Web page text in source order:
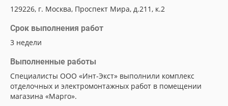
129226, г. Москва, Проспект Мира, д.211, к.2
Срок выполнения работ
3 недели
Выполненные работы
Специалисты ООО «Инт-Экст» выполнили комплекс
отделочных и электромонтажных работ в помещении
магазина «Марго».